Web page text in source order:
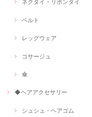
ネクタイ・リボンタイ
ベルト
レッグウェア
コサージュ
傘
◆ヘアアクセサリー
シュシュ・ヘアゴム